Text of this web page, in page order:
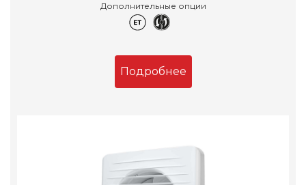
Дополнительные опции
Подробнее